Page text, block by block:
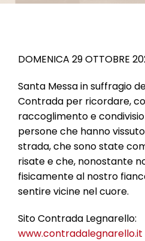
DOMENICA 29 OTTOBRE
Santa Messa in suffragio
Contrada per ricordare,
raccoglimento e
persone che hanno
strada, che sono state
risate e che, nonostante
fisicamente al nostro
sentire vicine nel cuore.
Sito Contrada Legnarello:
www.contradalegnarello.it